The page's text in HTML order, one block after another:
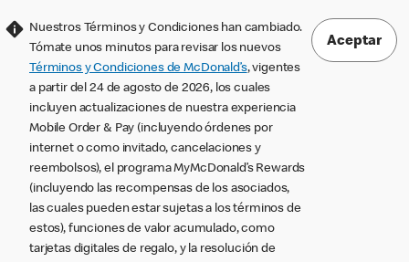
Nuestros Términos y Condiciones han cambiado.
Tómate unos minutos para revisar los nuevos
Términos y Condiciones de McDonald’s, vigentes
a partir del 24 de agosto de 2026, los cuales
incluyen actualizaciones de nuestra experiencia
Mobile Order & Pay (incluyendo órdenes por
internet o como invitado, cancelaciones y
reembolsos), el programa MyMcDonald’s Rewards
(incluyendo las recompensas de los asociados,
las cuales pueden estar sujetas a los términos de
estos), funciones de valor acumulado, como
tarjetas digitales de regalo, y la resolución de
Aceptar